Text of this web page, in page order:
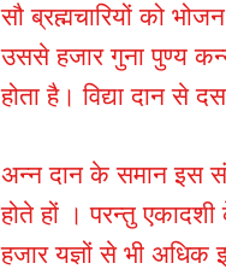
सौ ब्रह्मचारियों को
उससे हजार गुना पुण्य
होता है। विद्या दान से
अन्न दान के समान इस
होते हों । परन्तु
हजार यज्ञों से भी अधिक